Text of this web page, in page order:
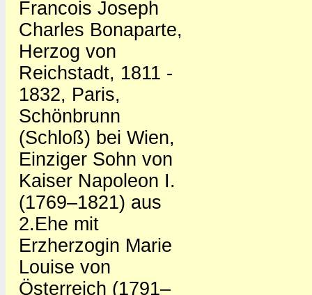
Francois Joseph
Charles Bonaparte,
Herzog von
Reichstadt, 1811 -
1832, Paris,
Schönbrunn
(Schloß) bei Wien,
Einziger Sohn von
Kaiser Napoleon I.
(1769–1821) aus
2.Ehe mit
Erzherzogin Marie
Louise von
Österreich (1791–